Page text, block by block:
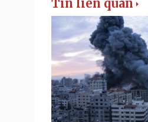
Tin liên quan